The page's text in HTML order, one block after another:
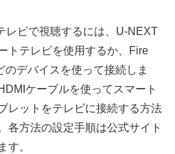
レビで視聴するには、U-NEXT
トテレビを使用するか、Fire
のデバイスを使って接続しま
ケーブルを使ってスマート
レットをテレビに接続する方法
各方法の設定手順は公式サイト
す。